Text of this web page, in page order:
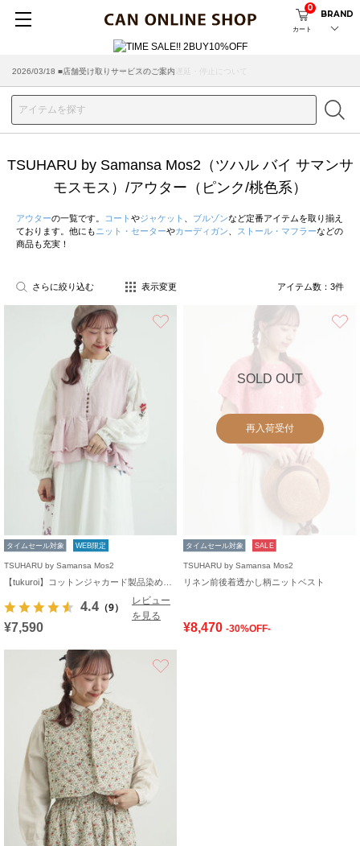
カート
0
BRAND
2026/03/18 ■店舗受け取りサービスのご案内
TSUHARU by Samansa Mos2（ツハル バイ サマンサ
モスモス）/アウター（ピンク/桃色系）
アウターの一覧です。 コート やジャケット ブルゾンなど定番アイテムを取り揃え
ております。他にも ニット・セーターやカーディガン ストール・マフラーなどの
商品も充実！
さらに絞り込む 表示変更 アイテム数： 3件
タイムセール対象 WEB限定
TSUHARU by Samansa Mos2
4.4 （9）
レビュー
を見る
¥7,590
SOLD OUT
再入荷受付
タイムセール対象 SALE
TSUHARU by Samansa Mos2
リネン前後着透かし柄ニットベスト
¥8,470 -30%OFF-